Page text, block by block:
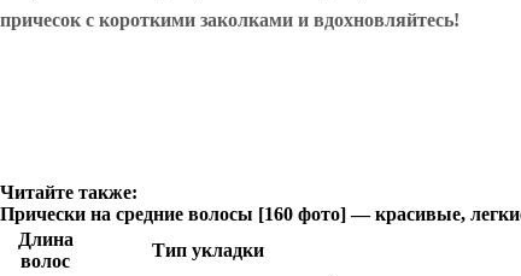
причесок с короткими заколками и вдохновляйтесь!
Читайте также:
Прически на средние волосы [160 фото] — красивые,
Длина
волос
Тип укладки